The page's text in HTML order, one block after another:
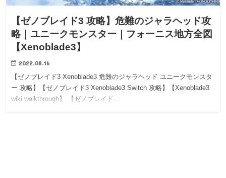
【ゼノブレイド3 攻略】危難のジャラヘッド攻
略｜ユニークモンスター｜フォーニス地方全図
【Xenoblade3】
2022.08.16
【ゼノブレイド3 Xenoblade3 危難のジャラヘッド ユニークモンスタ
ー 攻略】【ゼノブレイド3 Xenoblade3 Switch 攻略】【Xenoblade3
wiki walkthrough】 【ゼノブレイド…